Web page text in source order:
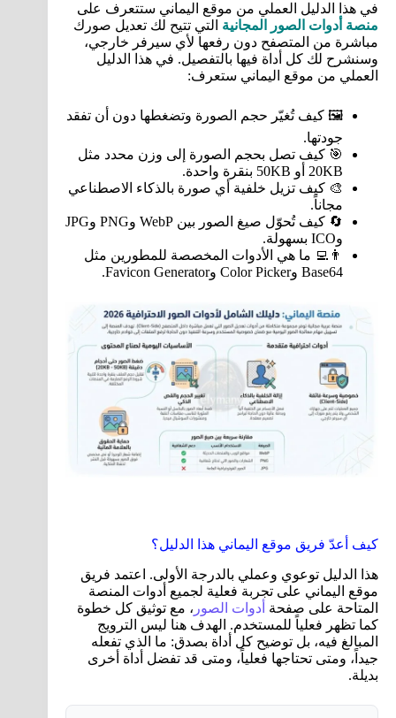
في هذا الدليل العملي من موقع اليماني ستتعرف على
منصة أدوات الصور المجانية التي تتيح لك تعديل صورك
مباشرة من المتصفح دون رفعها لأي سيرفر خارجي،
وسنشرح لك كل أداة فيها بالتفصيل. في هذا الدليل
العملي من موقع اليماني ستعرف:
🖼️ كيف تُغيّر حجم الصورة وتضغطها دون أن تفقد
جودتها.
🎯 كيف تصل بحجم الصورة إلى وزن محدد مثل
20KB أو 50KB بنقرة واحدة.
🎨 كيف تزيل خلفية أي صورة بالذكاء الاصطناعي
مجاناً.
🔄 كيف تُحوّل صيغ الصور بين WebP وPNG وJPG
وICO بسهولة.
👨‍💻 ما هي الأدوات المخصصة للمطورين مثل
Base64 وColor Picker وFavicon Generator.
كيف أعدّ فريق موقع اليماني هذا الدليل؟
هذا الدليل توعوي وعملي بالدرجة الأولى. اعتمد فريق
موقع اليماني على تجربة فعلية لجميع أدوات المنصة
المتاحة على صفحة أدوات الصور ، مع توثيق كل خطوة
كما تظهر فعلياً للمستخدم. الهدف هنا ليس الترويج
المبالغ فيه، بل توضيح كل أداة بصدق: ما الذي تفعله
جيداً، ومتى تحتاجها فعلياً، ومتى قد تفضل أداة أخرى
بديلة.